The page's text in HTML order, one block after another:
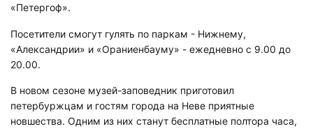
«Петергоф».
Посетители смогут гулять по паркам - Нижнему,
«Александрии» и «Ораниенбауму» - ежедневно с 9.00 до
20.00.
В новом сезоне музей-заповедник приготовил
петербуржцам и гостям города на Неве приятные
новшества. Одним из них станут бесплатные полтора часа,